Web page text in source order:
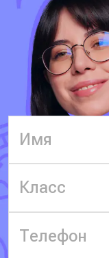
Класс